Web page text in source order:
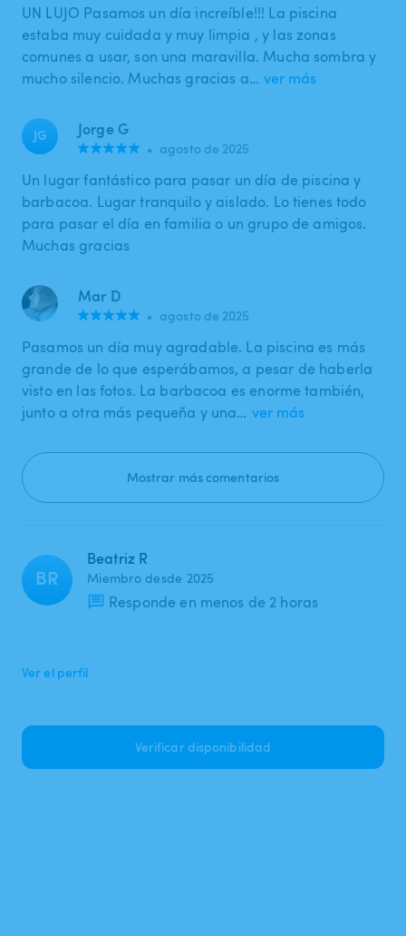
UN LUJO Pasamos un día increíble!!! La piscina
estaba muy cuidada y muy limpia , y las zonas
comunes a usar, son una maravilla. Mucha sombra y
mucho silencio. Muchas gracias a… ver más
JG Jorge G
• agosto de 2025
Un lugar fantástico para pasar un día de piscina y
barbacoa. Lugar tranquilo y aislado. Lo tienes todo
para pasar el día en familia o un grupo de amigos.
Muchas gracias
Mar D
• agosto de 2025
Pasamos un día muy agradable. La piscina es más
grande de lo que esperábamos, a pesar de haberla
visto en las fotos. La barbacoa es enorme también,
junto a otra más pequeña y una… ver más
Mostrar más comentarios
BR
Beatriz R
Miembro desde 2025
Responde en menos de 2 horas
Ver el perfil
Verificar disponibilidad